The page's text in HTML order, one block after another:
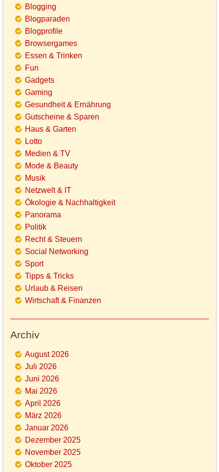
Blogging
Blogparaden
Blogprofile
Browsergames
Essen & Trinken
Fun
Gadgets
Gaming
Gesundheit & Ernährung
Gutscheine & Sparen
Haus & Garten
Lotto
Medien & TV
Mode & Beauty
Musik
Netzwelt & IT
Ökologie & Nachhaltigkeit
Panorama
Politik
Recht & Steuern
Social Networking
Sport
Tipps & Tricks
Urlaub & Reisen
Wirtschaft & Finanzen
Archiv
August 2026
Juli 2026
Juni 2026
Mai 2026
April 2026
März 2026
Januar 2026
Dezember 2025
November 2025
Oktober 2025